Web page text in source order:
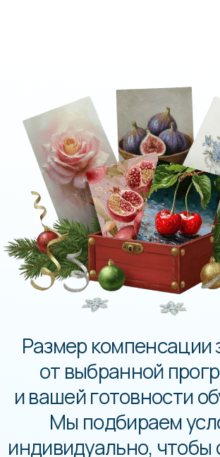
Мы отправили все материалы
и референсы отдельным
письмом — вам нужно будет
только не пропустить сообщения
на почте и прийти рисовать.